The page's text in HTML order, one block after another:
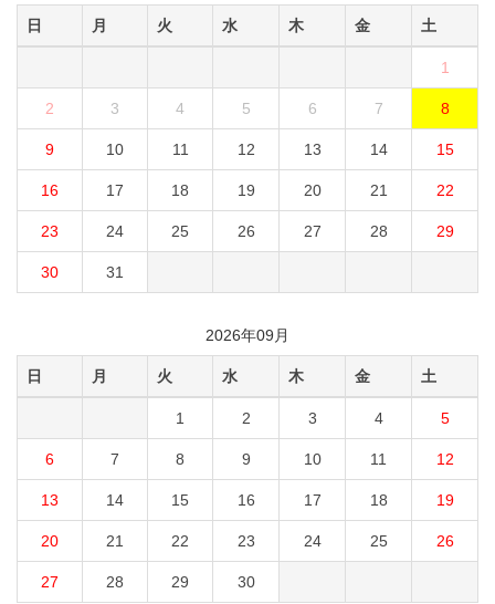
日 月 火 水 木 金 土
1
2 3 4 5 6 7 8
9 10 11 12 13 14 15
16 17 18 19 20 21 22
23 24 25 26 27 28 29
30 31
2026年09月
日 月 火 水 木 金 土
1 2 3 4 5
6 7 8 9 10 11 12
13 14 15 16 17 18 19
20 21 22 23 24 25 26
27 28 29 30